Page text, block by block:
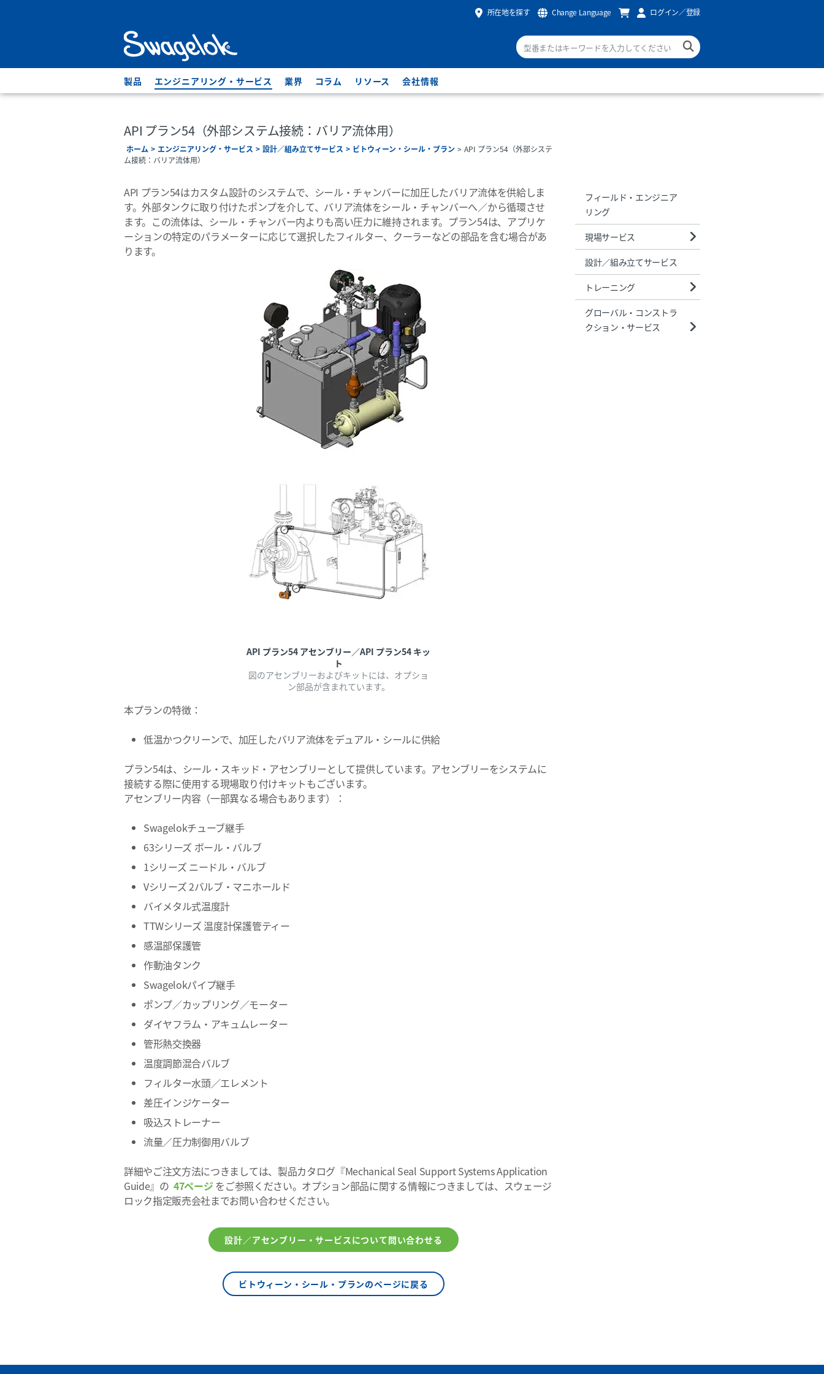
所在地を探す Change Language ログイン／登録
製品 エンジニアリング・サービス 業界 コラム リソース 会社情報
API プラン54（外部システム接続：バリア流体用）
ホーム エンジニアリング・サービス 設計／組み立てサービス ビトウィーン・シール・プラン
API プラン54（外部システ
ム接続：バリア流体用）
フィールド・エンジニア
リング
現場サービス
設計／組み立てサービス
トレーニング
グローバル・コンストラ
クション・サービス
API プラン54はカスタム設計のシステムで、シール・チャンバーに加圧したバリア流体を供給しま
す。外部タンクに取り付けたポンプを介して、バリア流体をシール・チャンバーへ／から循環させ
ます。この流体は、シール・チャンバー内よりも高い圧力に維持されます。プラン54は、アプリケ
ーションの特定のパラメーターに応じて選択したフィルター、クーラーなどの部品を含む場合があ
ります。
API プラン54 アセンブリー／API プラン54 キッ
ト
図のアセンブリーおよびキットには、オプショ
ン部品が含まれています。
本プランの特徴：
低温かつクリーンで、加圧したバリア流体をデュアル・シールに供給
プラン54は、シール・スキッド・アセンブリーとして提供しています。アセンブリーをシステムに
接続する際に使用する現場取り付けキットもございます。
アセンブリー内容（一部異なる場合もあります）：
Swagelokチューブ継手
63シリーズ ボール・バルブ
1シリーズ ニードル・バルブ
Vシリーズ 2バルブ・マニホールド
バイメタル式温度計
TTWシリーズ 温度計保護管ティー
感温部保護管
作動油タンク
Swagelokパイプ継手
ポンプ／カップリング／モーター
ダイヤフラム・アキュムレーター
管形熱交換器
温度調節混合バルブ
フィルター水頭／エレメント
差圧インジケーター
吸込ストレーナー
流量／圧力制御用バルブ
詳細やご注文方法につきましては、製品カタログ『Mechanical Seal Support Systems Application
Guide』の 47ページをご参照ください。オプション部品に関する情報につきましては、スウェージ
ロック指定販売会社までお問い合わせください。
設計／アセンブリー・サービスについて問い合わせる
ビトウィーン・シール・プランのページに戻る